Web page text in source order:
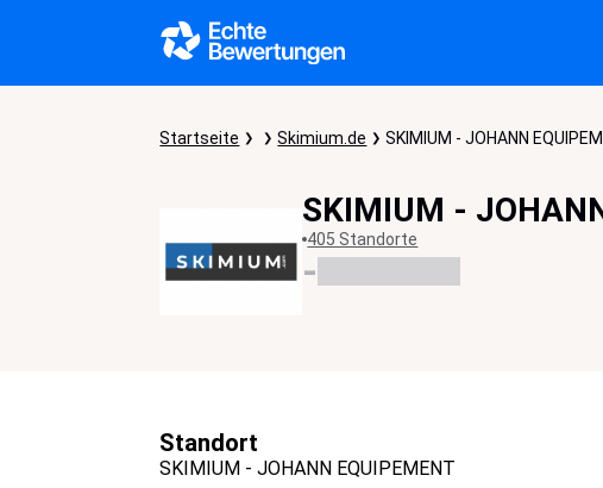
Startseite Skimium.de SKIMIUM - JOHANN
SKIMIUM -
405 Standorte
-
Standort
SKIMIUM - JOHANN EQUIPEMENT